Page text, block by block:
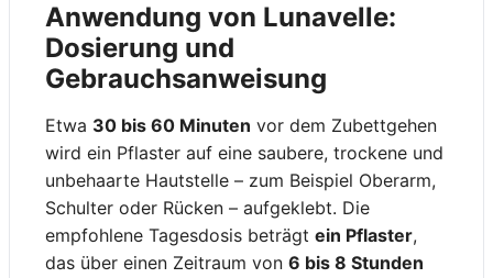
Anwendung von Lunavelle:
Dosierung und
Gebrauchsanweisung
Etwa 30 bis 60 Minuten vor dem Zubettgehen
wird ein Pflaster auf eine saubere, trockene und
unbehaarte Hautstelle – zum Beispiel Oberarm,
Schulter oder Rücken – aufgeklebt. Die
empfohlene Tagesdosis beträgt ein Pflaster,
das über einen Zeitraum von 6 bis 8 Stunden